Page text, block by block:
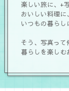
楽しい旅に、+
おいしい料理に
いつもの暮らし
そう、写真って
暮らしを楽しむ